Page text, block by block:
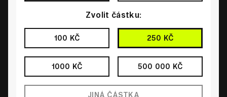
Zvolit částku:
100 KČ 250 KČ
1000 KČ 500 000 KČ